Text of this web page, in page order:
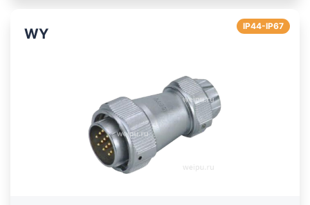
WY IP44-IP67